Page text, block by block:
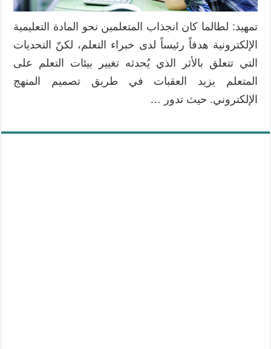
تمهيد: لطالما كان انجذاب المتعلمين نحو المادة التعليمية
الإلكترونية هدفاً رئيساً لدى خبراء التعلم، لكنّ التحديات
التي تتعلق بالأثر الذي يُحدثه تغيير بيئات التعلم على
المتعلم يزيد العقبات في طريق تصميم المنهج
الإلكتروني. حيث تدور …